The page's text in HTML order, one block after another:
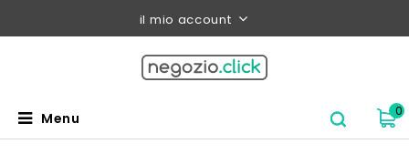
il mio account
0
Menu